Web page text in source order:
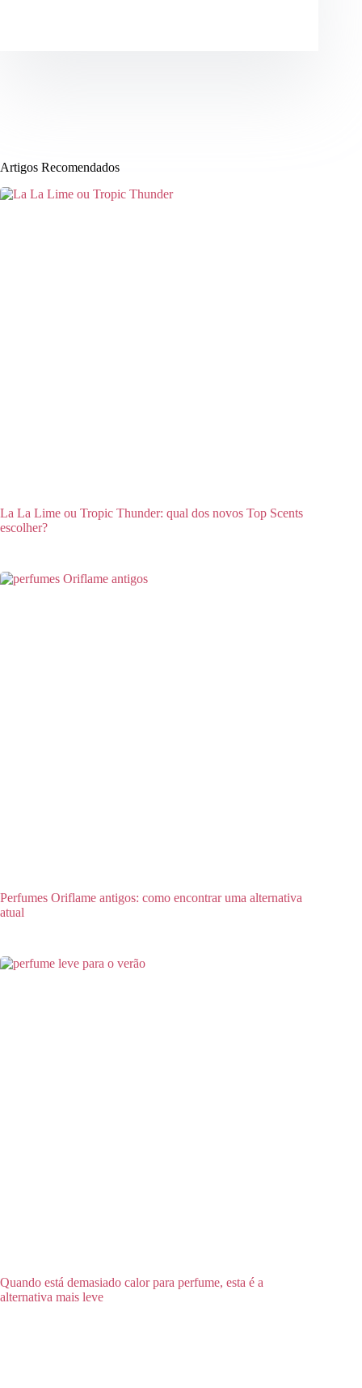
Artigos Recomendados
La La Lime ou Tropic Thunder: qual dos novos Top Scents
escolher?
Perfumes Oriflame antigos: como encontrar uma alternativa
atual
Quando está demasiado calor para perfume, esta é a
alternativa mais leve